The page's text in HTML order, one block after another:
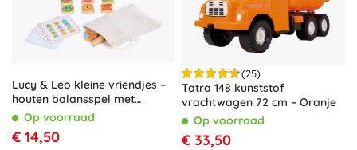
Lucy & Leo kleine vriendjes –
houten balansspel met
voorbeeldkaarten, 33 stukjes
Op voorraad
€ 14,50
(25)
Tatra 148 kunststof
vrachtwagen 72 cm – Oranje
Op voorraad
€ 33,50